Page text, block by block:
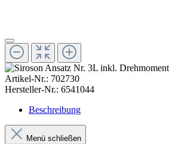
Artikel-Nr.: 702730
Hersteller-Nr.: 6541044
Beschreibung
Menü schließen